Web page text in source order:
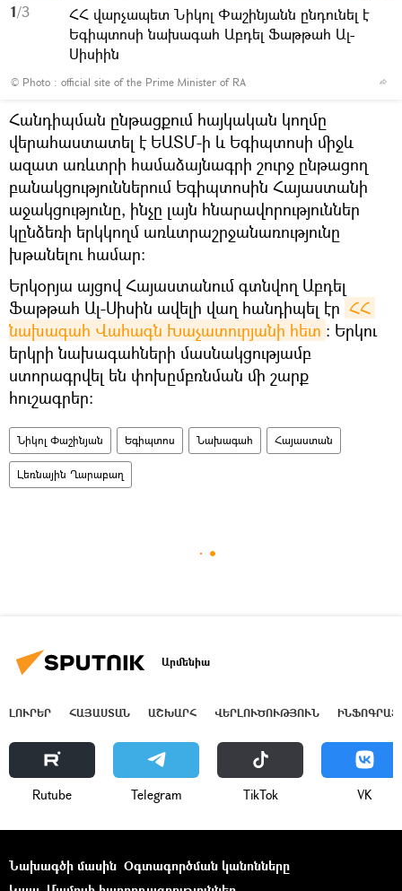
1/3
© Photo : official site of the Prime Minister of RA
ՀՀ վարչապետ Նիկոլ Փաշինյանն ընդունել է
Եգիպտոսի նախագահ Աբդել Ֆաթթահ Ալ-
Սիսիին
Հանդիպման ընթացքում հայկական կողմը
վերահաստատել է ԵԱՏՄ-ի և Եգիպտոսի միջև
ազատ առևտրի համաձայնագրի շուրջ ընթացող
բանակցություններում Եգիպտոսին Հայաստանի
աջակցությունը, ինչը լայն հնարավորություններ
կընձեռի երկկողմ առևտրաշրջանառությունը
խթանելու համար։
Երկօրյա այցով Հայաստանում գտնվող Աբդել
Ֆաթթահ Ալ-Սիսին ավելի վաղ հանդիպել էր ՀՀ
նախագահ Վահագն Խաչատուրյանի հետ ։ Երկու
երկրի նախագահների մասնակցությամբ
ստորագրվել են փոխըմբռնման մի շարք
հուշագրեր։
Նիկոլ Փաշինյան Եգիպտոս Նախագահ Հայաստան
Լեռնային Ղարաբաղ
Արմենիա
ԼՈՒՐԵՐ ՀԱՅԱՍՏԱՆ ԱՇԽԱՐՀ ՎԵՐԼՈՒԾՈՒԹՅՈՒՆ
Rutube Telegram ТikТоk VK
Նախագծի մասին Օգտագործման կանոնները